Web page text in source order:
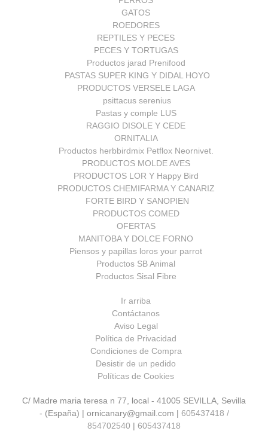
GATOS
ROEDORES
REPTILES Y PECES
PECES Y TORTUGAS
Productos jarad Prenifood
PASTAS SUPER KING Y DIDAL HOYO
PRODUCTOS VERSELE LAGA
psittacus serenius
Pastas y comple LUS
RAGGIO DISOLE Y CEDE
ORNITALIA
Productos herbbirdmix Petflox Neornivet.
PRODUCTOS MOLDE AVES
PRODUCTOS LOR Y Happy Bird
PRODUCTOS CHEMIFARMA Y CANARIZ
FORTE BIRD Y SANOPIEN
PRODUCTOS COMED
OFERTAS
MANITOBA Y DOLCE FORNO
Piensos y papillas loros your parrot
Productos SB Animal
Productos Sisal Fibre
Ir arriba
Contáctanos
Aviso Legal
Política de Privacidad
Condiciones de Compra
Desistir de un pedido
Políticas de Cookies
C/ Madre maria teresa n 77, local - 41005 SEVILLA, Sevilla
- (España) | ornicanary@gmail.com | 605437418 /
854702540 | 605437418